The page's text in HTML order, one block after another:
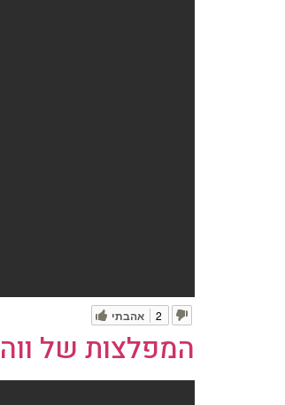
אהבתי 2
המפלצות של